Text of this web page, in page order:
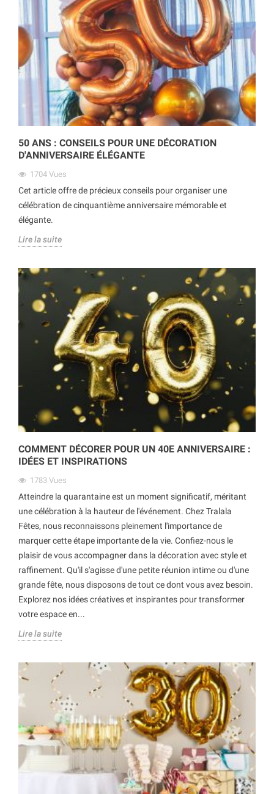
50 ANS : CONSEILS POUR UNE DÉCORATION
D'ANNIVERSAIRE ÉLÉGANTE
1704 Vues
Cet article offre de précieux conseils pour organiser une
célébration de cinquantième anniversaire mémorable et
élégante.
Lire la suite
COMMENT DÉCORER POUR UN 40E ANNIVERSAIRE :
IDÉES ET INSPIRATIONS
1783 Vues
Atteindre la quarantaine est un moment significatif, méritant
une célébration à la hauteur de l'événement. Chez Tralala
Fêtes, nous reconnaissons pleinement l'importance de
marquer cette étape importante de la vie. Confiez-nous le
plaisir de vous accompagner dans la décoration avec style et
raffinement. Qu'il s'agisse d'une petite réunion intime ou d'une
grande fête, nous disposons de tout ce dont vous avez besoin.
Explorez nos idées créatives et inspirantes pour transformer
votre espace en...
Lire la suite